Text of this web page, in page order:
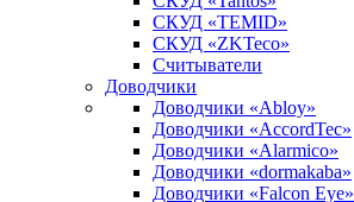
СКУД «TEMID»
СКУД «ZKTeco»
Считыватели
Доводчики
Доводчики «Abloy»
Доводчики «AccordTec»
Доводчики «Alarmico»
Доводчики «dormakaba»
Доводчики «Falcon Eye»